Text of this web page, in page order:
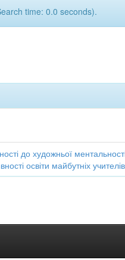
time: 0.0 seconds).
до художньої
освіти майбутніх